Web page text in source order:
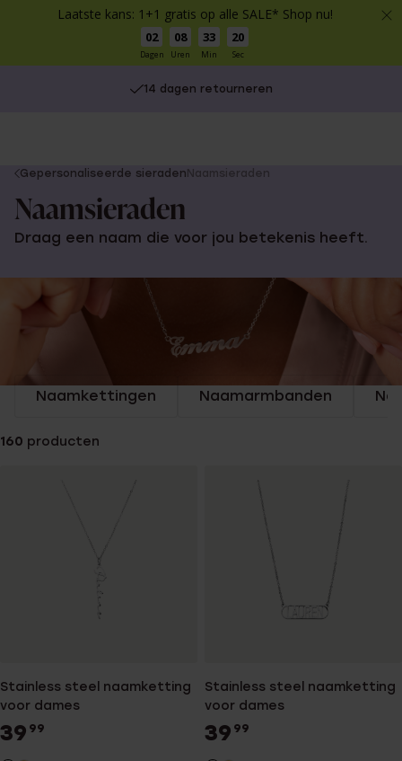
Laatste kans: 1+1 gratis op alle SALE* Shop nu!
02
Dagen
08
Uren
33
Min
20
Sec
14 dagen retourneren
You
are
here:
Gepersonaliseerde sieraden Naamsieraden
Naamsieraden
Draag een naam die voor jou betekenis heeft.
Naamkettingen Naamarmbanden
160 producten
Stainless steel naamketting
voor dames
39 99
Stainless steel naamketting
voor dames
39 99